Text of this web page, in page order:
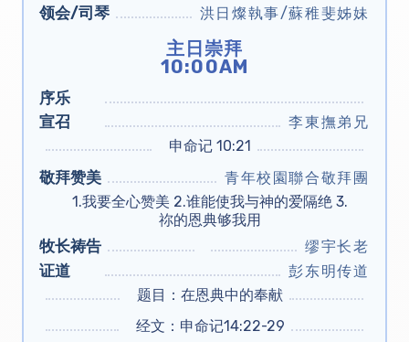
领会/司琴 洪日燦執事/蘇稚斐姊妹
主日崇拜
10:00AM
序乐
宣召
李東撫弟兄
申命记 10:21
敬拜赞美
青年校園聯合敬拜團
1.我要全心赞美 2.谁能使我与神的爱隔绝 3.
祢的恩典够我用
牧长祷告 缪宇长老
证道
彭东明传道
题目：在恩典中的奉献
经文：申命记14:22-29